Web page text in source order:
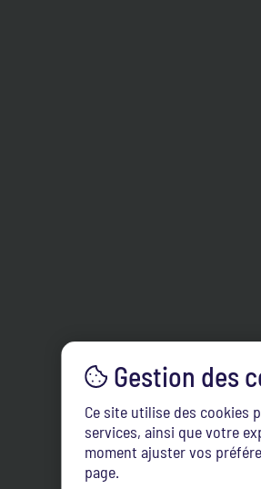
Ce site utilise des cookies
services, ainsi que votre
moment ajuster vos
page.